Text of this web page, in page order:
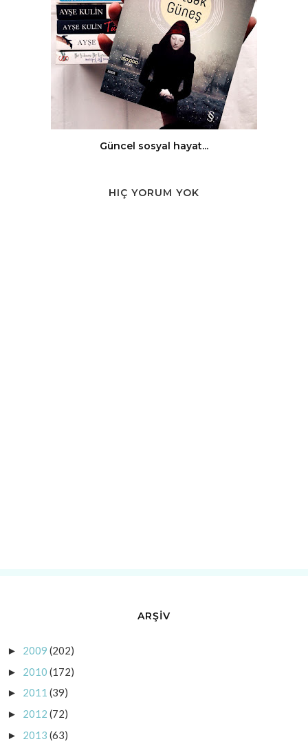
Güncel sosyal hayat...
HIÇ YORUM YOK
ARŞİV
► 2009 (202)
► 2010 (172)
► 2011 (39)
► 2012 (72)
► 2013 (63)